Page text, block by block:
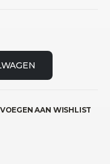
AAN WISHLIST